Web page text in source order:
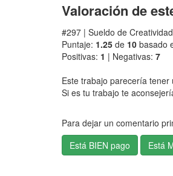
Valoración de
#297 | Sueldo de
Puntaje: 1.25 de 10 basado
Positivas: 1 | Negativas: 7
Este trabajo parecería tener
Si es tu trabajo te
Para dejar un comentario